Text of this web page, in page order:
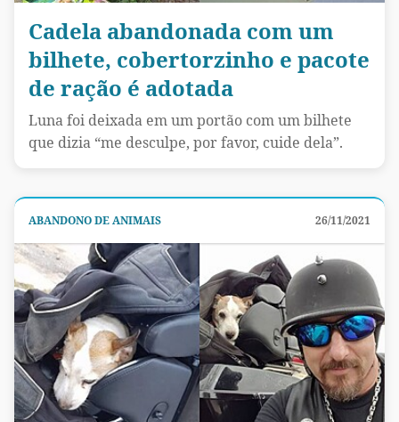
Cadela abandonada com um
bilhete, cobertorzinho e pacote
de ração é adotada
Luna foi deixada em um portão com um bilhete
que dizia “me desculpe, por favor, cuide dela”.
ABANDONO DE ANIMAIS 26/11/2021